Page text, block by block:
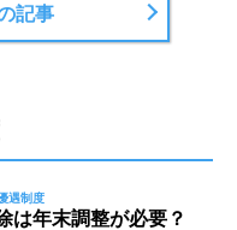
記事
遇制度
は年末調整が必要？